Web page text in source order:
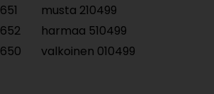
musta 210499
harmaa 510499
valkoinen 010499